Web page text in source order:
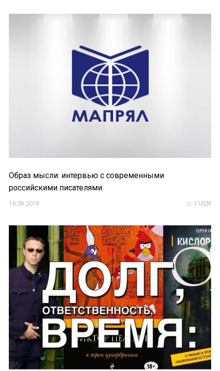
Образ мысли: интервью с современными
российскими писателями.
11029
16.09.2019
E-MAIL
СООБЩЕНИЕ
E-MAIL
Подписаться